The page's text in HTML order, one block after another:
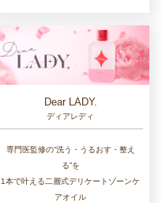
Dear LADY.
ディアレディ
専門医監修の“洗う・うるおす・整え
る”を
1本で叶える二層式デリケートゾーンケ
アオイル